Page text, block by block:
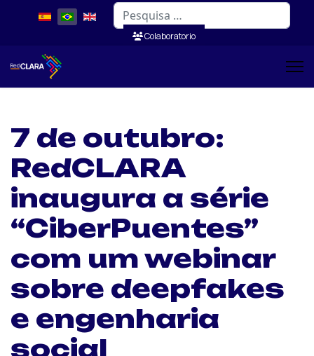
Pesquisar
Colaboratorio
7 de outubro:
RedCLARA
inaugura a série
“CiberPuentes”
com um webinar
sobre deepfakes
e engenharia
social